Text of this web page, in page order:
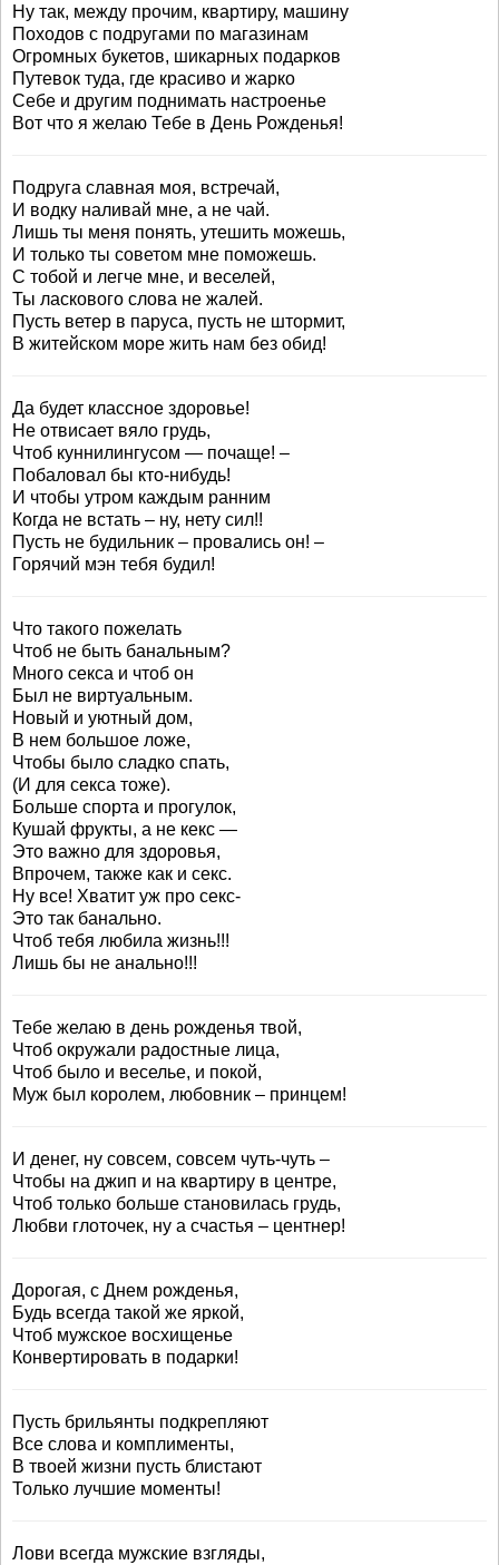
Ну так, между прочим, квартиру, машину
Походов с подругами по магазинам
Огромных букетов, шикарных подарков
Путевок туда, где красиво и жарко
Себе и другим поднимать настроенье
Вот что я желаю Тебе в День Рожденья!
Подруга славная моя, встречай,
И водку наливай мне, а не чай.
Лишь ты меня понять, утешить можешь,
И только ты советом мне поможешь.
С тобой и легче мне, и веселей,
Ты ласкового слова не жалей.
Пусть ветер в паруса, пусть не штормит,
В житейском море жить нам без обид!
Да будет классное здоровье!
Не отвисает вяло грудь,
Чтоб куннилингусом — почаще! –
Побаловал бы кто-нибудь!
И чтобы утром каждым ранним
Когда не встать – ну, нету сил!!
Пусть не будильник – провались он! –
Горячий мэн тебя будил!
Что такого пожелать
Чтоб не быть банальным?
Много секса и чтоб он
Был не виртуальным.
Новый и уютный дом,
В нем большое ложе,
Чтобы было сладко спать,
(И для секса тоже).
Больше спорта и прогулок,
Кушай фрукты, а не кекс —
Это важно для здоровья,
Впрочем, также как и секс.
Ну все! Хватит уж про секс-
Это так банально.
Чтоб тебя любила жизнь!!!
Лишь бы не анально!!!
Тебе желаю в день рожденья твой,
Чтоб окружали радостные лица,
Чтоб было и веселье, и покой,
Муж был королем, любовник – принцем!
И денег, ну совсем, совсем чуть-чуть –
Чтобы на джип и на квартиру в центре,
Чтоб только больше становилась грудь,
Любви глоточек, ну а счастья – центнер!
Дорогая, с Днем рожденья,
Будь всегда такой же яркой,
Чтоб мужское восхищенье
Конвертировать в подарки!
Пусть брильянты подкрепляют
Все слова и комплименты,
В твоей жизни пусть блистают
Только лучшие моменты!
Лови всегда мужские взгляды,